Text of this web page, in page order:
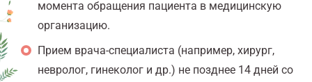
момента обращения пациента в медицинскую
организацию.
Прием врача-специалиста (например, хирург,
невролог, гинеколог и др.) не позднее 14 дней со